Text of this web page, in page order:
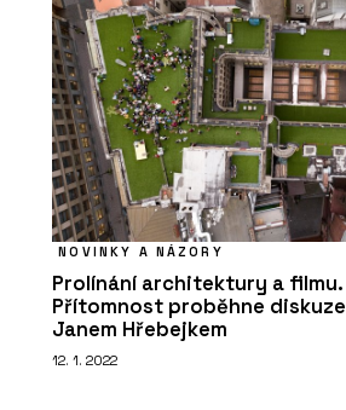
NOVINKY A NÁZORY
Prolínání architektury a filmu.
Přítomnost proběhne
Janem Hřebejkem
12. 1. 2022